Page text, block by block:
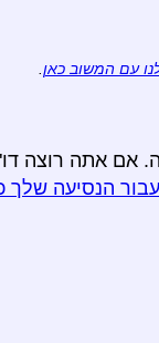
עם המשוב כאן
אם אתה רוצה
הנסיעה שלך